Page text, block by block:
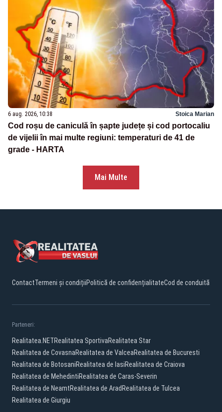
6 aug. 2026, 10:38 Stoica Marian
Cod roșu de caniculă în șapte județe și cod portocaliu
de vijelii în mai multe regiuni: temperaturi de 41 de
grade - HARTA
Mai Multe
ContactTermeni și condițiiPolitică de confidențialitateCod de conduită
Parteneri:
Realitatea.NETRealitatea SportivaRealitatea Star
Realitatea de CovasnaRealitatea de ValceaRealitatea de Bucuresti
Realitatea de BotosaniRealitatea de IasiRealitatea de Craiova
Realitatea de MehedintiRealitatea de Caras-Severin
Realitatea de NeamtRealitatea de Arad Realitatea de Tulcea
Realitatea de Giurgiu